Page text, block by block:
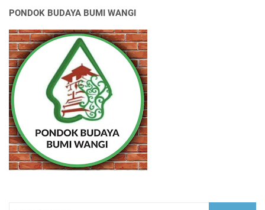
PONDOK BUDAYA BUMI WANGI